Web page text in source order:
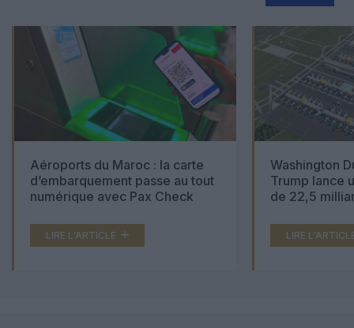
Aéroports du Maroc : la carte
d’embarquement passe au tout
numérique avec Pax Check
LIRE L'ARTICLE
Washington
Trump lance
de 22,5
LIRE